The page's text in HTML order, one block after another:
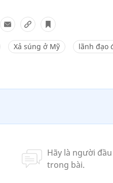
Xả súng ở Mỹ lãnh đạo